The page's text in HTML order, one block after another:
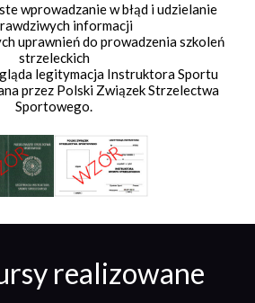
wprowadzanie w błąd i udzielanie
informacji
uprawnień do prowadzenia szkoleń
strzeleckich
legitymacja Instruktora Sportu
przez Polski Związek Strzelectwa
Sportowego.
realizowane